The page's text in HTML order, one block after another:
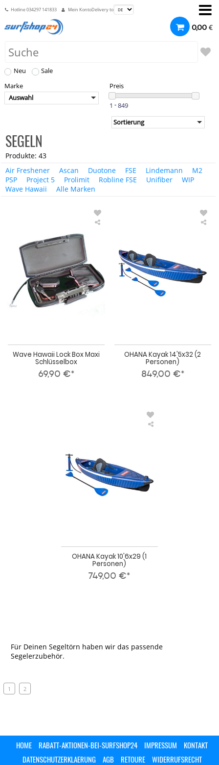
Hotline034297 141833 Mein KontoDelivery to
0,00 €
Neu
Sale
Marke
Auswahl
Preis
-
SEGELN
Produkte: 43
Air Freshener
Ascan Duotone FSE Lindemann
M2
PSP
Project 5 Prolimit Robline FSE Unifiber
WIP
Wave Hawaii
Alle Marken
Wave Hawaii Lock Box Maxi
Schlüsselbox
69,90 €*
Schlüsselbox
OHANA Kayak 14'5x32 (2
Personen)
849,00 €*
OHANA Kayak 10'6x29 (1
Personen)
749,00 €*
Für Deinen Segeltörn haben wir das passende
Segelerzubehör.
1 2
HOME RABATT-AKTIONEN-BEI-SURFSHOP24 IMPRESSUM
KONTAKT
DATENSCHUTZERKLAERUNG
AGB RETOURE
WIDERRUFSRECHT